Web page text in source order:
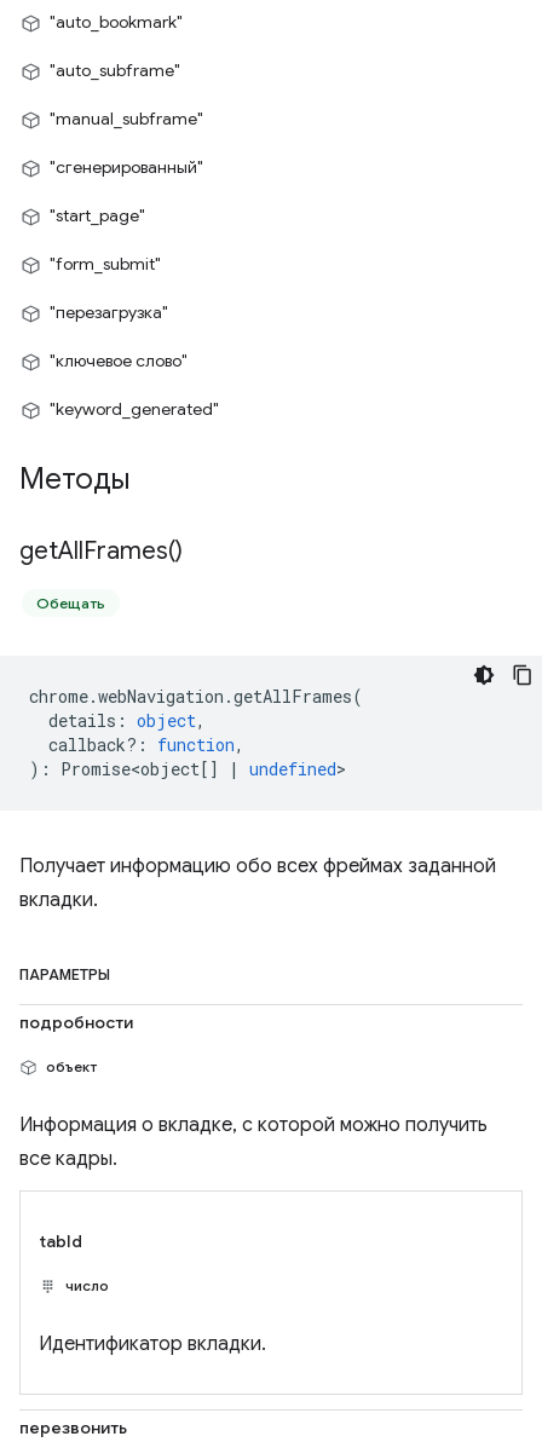
"auto_bookmark"
"auto_subframe"
"manual_subframe"
"сгенерированный"
"start_page"
"form_submit"
"перезагрузка"
"ключевое слово"
"keyword_generated"
Методы
getAllFrames()
Обещать
chrome.webNavigation .getAllFrames(
details : object,
callback? : function,
) : Promise<object[] | undefined>
Получает информацию обо всех фреймах заданной
вкладки.
ПАРАМЕТРЫ
подробности
объект
Информация о вкладке, с которой можно получить
все кадры.
tabId
число
Идентификатор вкладки.
перезвонить